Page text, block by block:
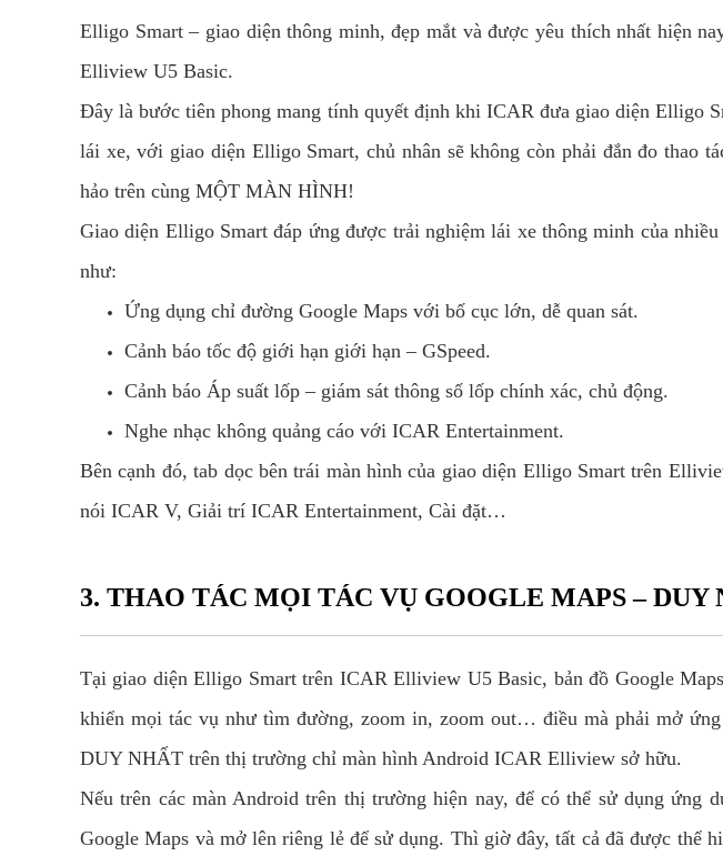
Elligo Smart – giao diện thông minh, đẹp mắt và được yêu thích nhất hiện
Elliview U5 Basic.
Đây là bước tiên phong mang tính quyết định khi ICAR đưa giao diện Elligo
lái xe, với giao diện Elligo Smart, chủ nhân sẽ không còn phải đắn đo thao
hảo trên cùng MỘT MÀN HÌNH!
Giao diện Elligo Smart đáp ứng được trải nghiệm lái xe thông minh của
như:
Ứng dụng chỉ đường Google Maps với bố cục lớn, dễ quan sát.
Cảnh báo tốc độ giới hạn giới hạn – GSpeed.
Cảnh báo Áp suất lốp – giám sát thông số lốp chính xác, chủ động.
Nghe nhạc không quảng cáo với ICAR Entertainment.
Bên cạnh đó, tab dọc bên trái màn hình của giao diện Elligo Smart trên
nói ICAR V, Giải trí ICAR Entertainment, Cài đặt…
3. THAO TÁC MỌI TÁC VỤ GOOGLE MAPS –
Tại giao diện Elligo Smart trên ICAR Elliview U5 Basic, bản đồ Google
khiển mọi tác vụ như tìm đường, zoom in, zoom out… điều mà phải mở
DUY NHẤT trên thị trường chỉ màn hình Android ICAR Elliview sở hữu.
Nếu trên các màn Android trên thị trường hiện nay, để có thể sử dụng ứng
Google Maps và mở lên riêng lẻ để sử dụng. Thì giờ đây, tất cả đã được thể